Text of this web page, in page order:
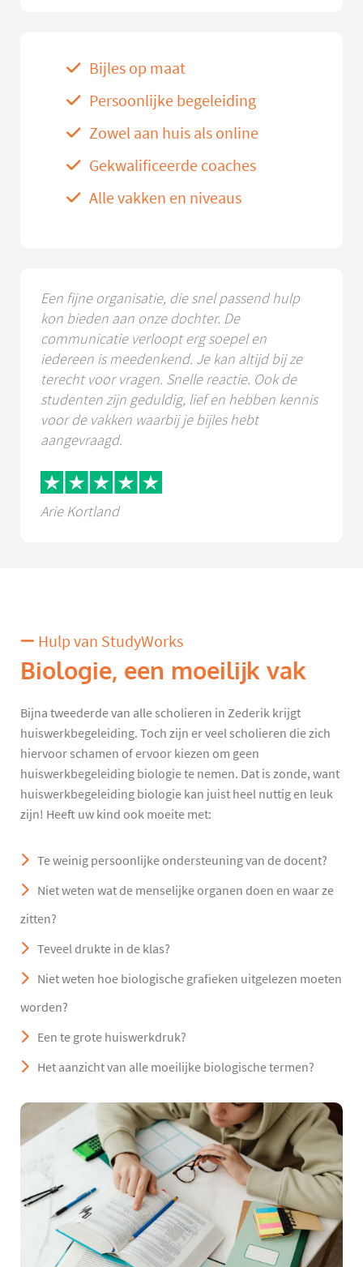
Bijles op maat
Persoonlijke begeleiding
Zowel aan huis als online
Gekwalificeerde coaches
Alle vakken en niveaus
Een fijne organisatie, die snel passend hulp
kon bieden aan onze dochter. De
communicatie verloopt erg soepel en
iedereen is meedenkend. Je kan altijd bij ze
terecht voor vragen. Snelle reactie. Ook de
studenten zijn geduldig, lief en hebben kennis
voor de vakken waarbij je bijles hebt
aangevraagd.
Arie Kortland
Hulp van StudyWorks
Biologie, een moeilijk vak
Bijna tweederde van alle scholieren in Zederik krijgt
huiswerkbegeleiding. Toch zijn er veel scholieren die zich
hiervoor schamen of ervoor kiezen om geen
huiswerkbegeleiding biologie te nemen. Dat is zonde, want
huiswerkbegeleiding biologie kan juist heel nuttig en leuk
zijn! Heeft uw kind ook moeite met:
Te weinig persoonlijke ondersteuning van de docent?
Niet weten wat de menselijke organen doen en waar ze
zitten?
Teveel drukte in de klas?
Niet weten hoe biologische grafieken uitgelezen moeten
worden?
Een te grote huiswerkdruk?
Het aanzicht van alle moeilijke biologische termen?